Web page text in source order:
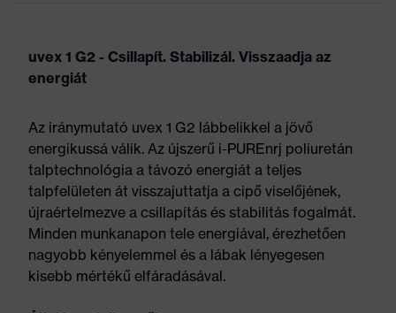
uvex 1 G2 - Csillapít. Stabilizál. Visszaadja az
energiát
Az iránymutató uvex 1 G2 lábbelikkel a jövő
energikussá válik. Az újszerű i-PUREnrj poliuretán
talptechnológia a távozó energiát a teljes
talpfelületen át visszajuttatja a cipő viselőjének,
újraértelmezve a csillapítás és stabilitás fogalmát.
Minden munkanapon tele energiával, érezhetően
nagyobb kényelemmel és a lábak lényegesen
kisebb mértékű elfáradásával.